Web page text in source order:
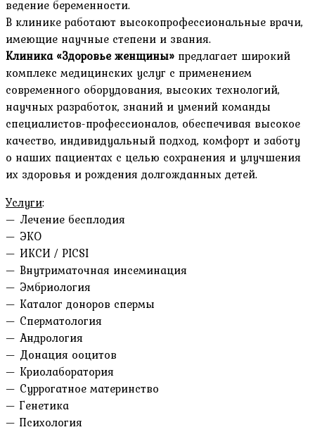
ведение беременности.
В клинике работают высокопрофессиональные врачи,
имеющие научные степени и звания.
Клиника «Здоровье женщины» предлагает широкий
комплекс медицинских услуг с применением
современного оборудования, высоких технологий,
научных разработок, знаний и умений команды
специалистов-профессионалов, обеспечивая высокое
качество, индивидуальный подход, комфорт и заботу
о наших пациентах с целью сохранения и улучшения
их здоровья и рождения долгожданных детей.
Услуги:
— Лечение бесплодия
— ЭКО
— ИКСИ / PICSI
— Внутриматочная инсеминация
— Эмбриология
— Каталог доноров спермы
— Сперматология
— Андрология
— Донация ооцитов
— Криолаборатория
— Суррогатное материнство
— Генетика
— Психология